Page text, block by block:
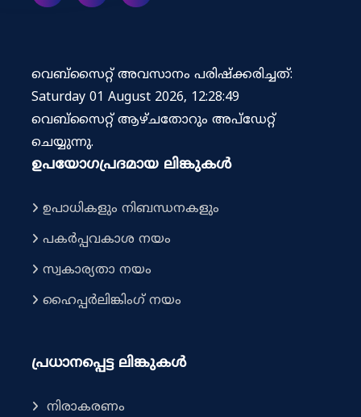
വെബ്സൈറ്റ് അവസാനം പരിഷ്ക്കരിച്ചത്:
Saturday 01 August 2026, 12:28:49
വെബ്‌സൈറ്റ് ആഴ്ചതോറും അപ്‌ഡേറ്റ്
ചെയ്യുന്നു.
ഉപയോഗപ്രദമായ ലിങ്കുകൾ
ഉപാധികളും നിബന്ധനകളും
പകർപ്പവകാശ നയം
സ്വകാര്യതാ നയം
ഹൈപ്പർലിങ്കിംഗ് നയം
പ്രധാനപ്പെട്ട ലിങ്കുകൾ
നിരാകരണം